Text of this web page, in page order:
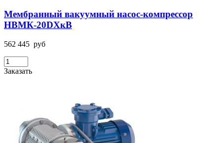
Мембранный вакуумный насос-компрессор
НВМК-20DХкВ
562 445 руб
Заказать